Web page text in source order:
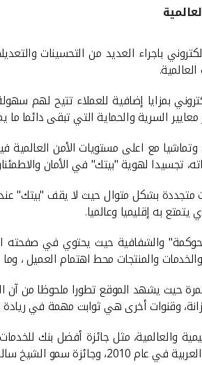
باجراء العديد من التحسينات
بمزايا إضافية للعملاء تتيح لهم
السرية والحماية التي تبقى دائما
مع اعلى مستويات الأمن العالمية
تجسيدا لهوية "بيتك" في الأمان
بشكل متوال حيث لا يقف "بيتك"
به إقليميا وعالميا.
والشفافية حيث يحتوي في صفحته
والمنتجات محط اهتمام العميل ،
حيث يشهد الموقع تطورا ملحوظا من آن
وقنوات أخرى هي ثوابت مهمة في ريادة
لأكثر من مرة كان آخرها في عام 2011.